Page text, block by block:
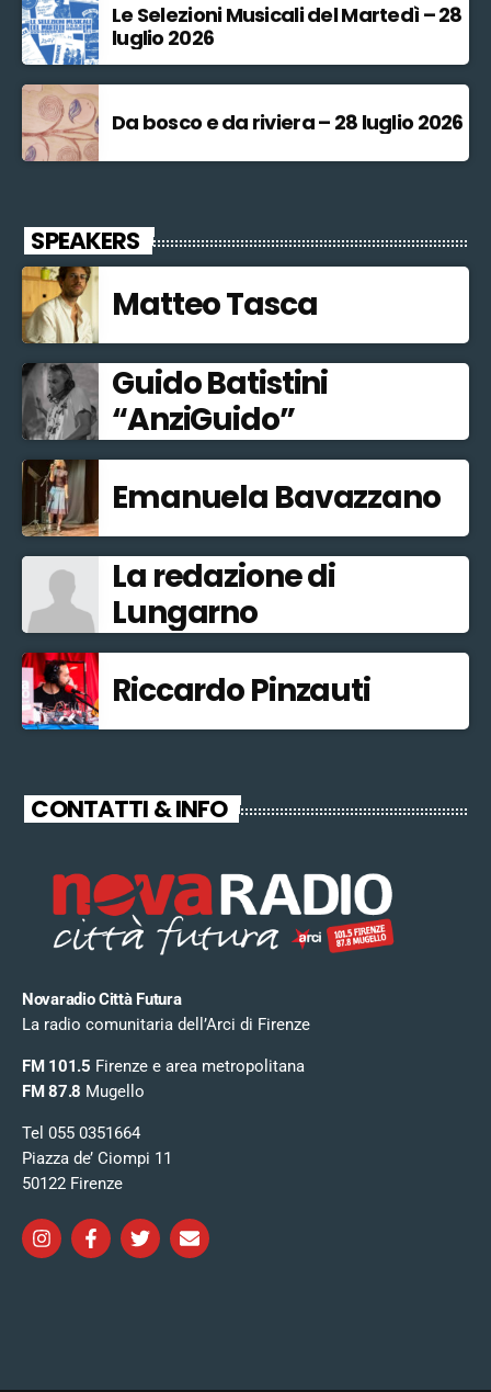
Le Selezioni Musicali del Martedì – 28
luglio 2026
Da bosco e da riviera – 28 luglio 2026
SPEAKERS
Matteo Tasca
Guido Batistini
“AnziGuido”
Emanuela Bavazzano
La redazione di
Lungarno
Riccardo Pinzauti
CONTATTI & INFO
Novaradio Città Futura
La radio comunitaria dell’Arci di Firenze
FM 101.5 Firenze e area metropolitana
FM 87.8 Mugello
Tel 055 0351664
Piazza de’ Ciompi 11
50122 Firenze